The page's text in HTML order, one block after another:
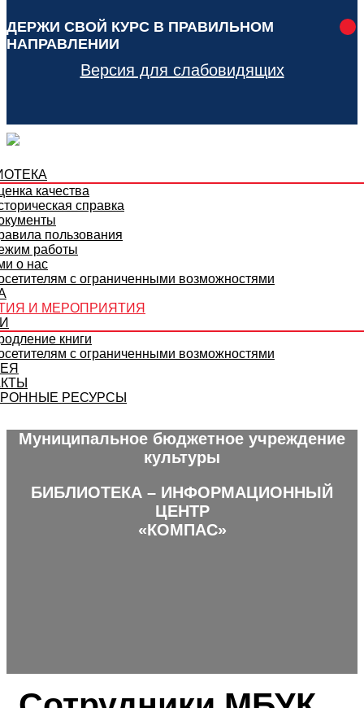
ДЕРЖИ СВОЙ КУРС В ПРАВИЛЬНОМ
НАПРАВЛЕНИИ
Версия для слабовидящих
качества
справка
пользования
работы
о нас
с ограниченными возможностями
И МЕРОПРИЯТИЯ
книги
с ограниченными возможностями
РЕСУРСЫ
Муниципальное бюджетное учреждение
культуры
БИБЛИОТЕКА – ИНФОРМАЦИОННЫЙ
ЦЕНТР
«КОМПАС»